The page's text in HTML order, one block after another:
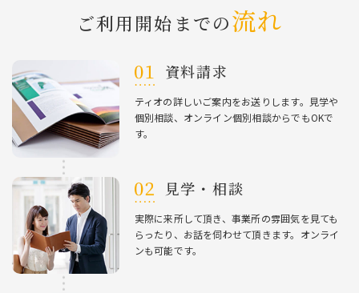
ご利⽤開始までの流れ
資料請求
ティオの詳しいご案内をお送りします。⾒学や
個別相談、オンライン個別相談からでもOKで
す。
⾒学・相談
実際に来所して頂き、事業所の雰囲気を⾒ても
らったり、お話を伺わせて頂きます。オンライ
ンも可能です。